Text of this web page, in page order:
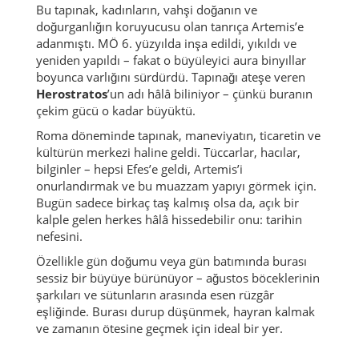
Bu tapınak, kadınların, vahşi doğanın ve
doğurganlığın koruyucusu olan tanrıça Artemis’e
adanmıştı. MÖ 6. yüzyılda inşa edildi, yıkıldı ve
yeniden yapıldı – fakat o büyüleyici aura binyıllar
boyunca varlığını sürdürdü. Tapınağı ateşe veren
Herostratos’un adı hâlâ biliniyor – çünkü buranın
çekim gücü o kadar büyüktü.
Roma döneminde tapınak, maneviyatın, ticaretin ve
kültürün merkezi haline geldi. Tüccarlar, hacılar,
bilginler – hepsi Efes’e geldi, Artemis’i
onurlandırmak ve bu muazzam yapıyı görmek için.
Bugün sadece birkaç taş kalmış olsa da, açık bir
kalple gelen herkes hâlâ hissedebilir onu: tarihin
nefesini.
Özellikle gün doğumu veya gün batımında burası
sessiz bir büyüye bürünüyor – ağustos böceklerinin
şarkıları ve sütunların arasında esen rüzgâr
eşliğinde. Burası durup düşünmek, hayran kalmak
ve zamanın ötesine geçmek için ideal bir yer.